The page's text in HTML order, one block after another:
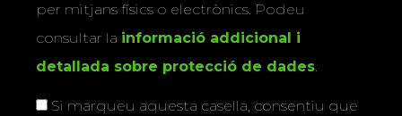
per mitjans físics o electrònics. Podeu
consultar la informació addicional i
detallada sobre protecció de dades.
Si marqueu aquesta casella, consentiu que